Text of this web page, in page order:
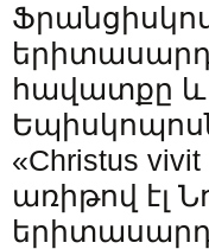
հավատքը և
«Christus
առիթով էլ